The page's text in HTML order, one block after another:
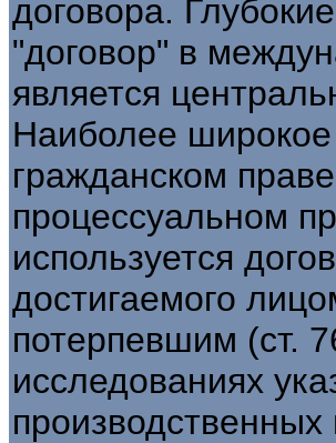
договора.
"договор" в
является
Наиболее широкое
гражданском
процессуальном
используется
достигаемого
потерпевшим (ст.
исследованиях